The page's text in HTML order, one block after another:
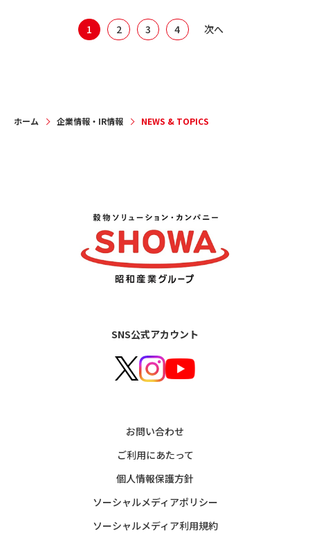
1 2 3 4 次へ
ホーム 企業情報・IR情報 NEWS & TOPICS
SNS公式アカウント
お問い合わせ
ご利用にあたって
個人情報保護方針
ソーシャルメディアポリシー
ソーシャルメディア利用規約